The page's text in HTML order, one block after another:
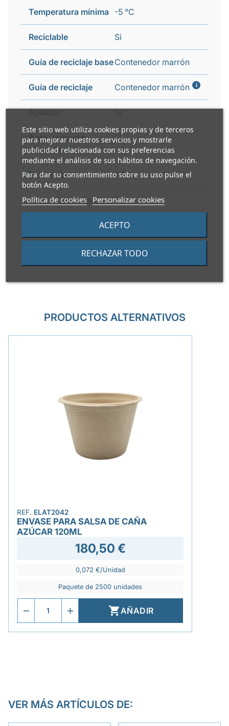
Este sitio web utiliza cookies propias y de terceros
para mejorar nuestros servicios y mostrarle
publicidad relacionada con sus preferencias
mediante el análisis de sus hábitos de navegación.
Para dar su consentimiento sobre su uso pulse el
botón Acepto.
Política de cookies Personalizar cookies
RECHAZAR TODO
ACEPTO
Temperatura mínima -5 °C
Reciclable Si
Guía de reciclaje baseContenedor marrón
Guía de reciclaje Contenedor marrón i
Apto contacto
alimentario
Si
Peso caja 3,5 kg
Apto microondas Si
Si
3 años
PRODUCTOS ALTERNATIVOS
REF. ELAT2042
ENVASE PARA SALSA DE CAÑA
AZÚCAR 120ML
180,50 €
0,072 €/Unidad
Paquete de 2500 unidades
AÑADIR
VER MÁS ARTÍCULOS DE: